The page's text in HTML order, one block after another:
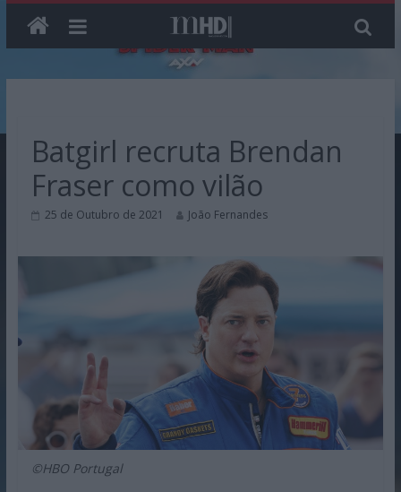
contentBatgirl recruta Brendan
Fraser como vilão
25 de Outubro de 2021 João Fernandes
©HBO Portugal